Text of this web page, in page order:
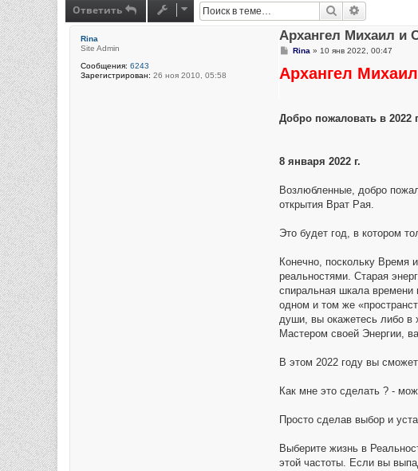
Ответить Поиск
Rina
Site Admin
Сообщения: 6243
Зарегистрирован: 26 ноя 2010, 05:58
Архангел Михаил и
С
о
б
и
Rina » 10 янв 2022, 00:47
Архангел
Добро пожаловать в 2022
8 января 2022 г.
Возлюбленные, добро
открытия Врат Рая.
Это будет год, в котором
Конечно, поскольку Время
реальностями. Старая
спиральная шкала времени
одном и том же
души, вы окажетесь либо в
Мастером своей Энергии,
В этом 2022 году вы
Как мне это сделать ? -
Просто сделав выбор и
Выберите жизнь в
этой частоты. Если вы